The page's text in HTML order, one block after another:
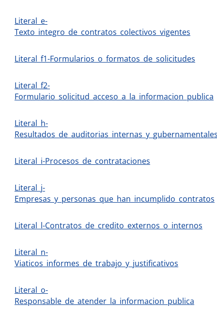
Literal_e-
Texto_integro_de_contratos_colectivos_vigentes
Literal_f1-Formularios_o_formatos_de_solicitudes
Literal_f2-
Formulario_solicitud_acceso_a_la_informacion_publica
Literal_h-
Literal_i-Procesos_de_contrataciones
Literal_j-
Empresas_y_personas_que_han_incumplido_contratos
Literal_l-Contratos_de_credito_externos_o_internos
Literal_n-
Viaticos_informes_de_trabajo_y_justificativos
Literal_o-
Responsable_de_atender_la_informacion_publica